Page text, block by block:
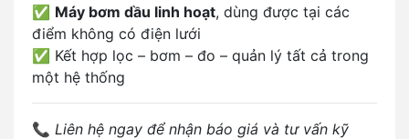
✅ Máy bơm dầu linh hoạt, dùng được tại các
điểm không có điện lưới
✅ Kết hợp lọc – bơm – đo – quản lý tất cả trong
một hệ thống
📞 Liên hệ ngay để nhận báo giá và tư vấn kỹ